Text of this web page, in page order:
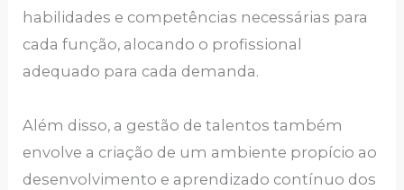
habilidades e competências necessárias para
cada função, alocando o profissional
adequado para cada demanda.
Além disso, a gestão de talentos também
envolve a criação de um ambiente propício ao
desenvolvimento e aprendizado contínuo dos